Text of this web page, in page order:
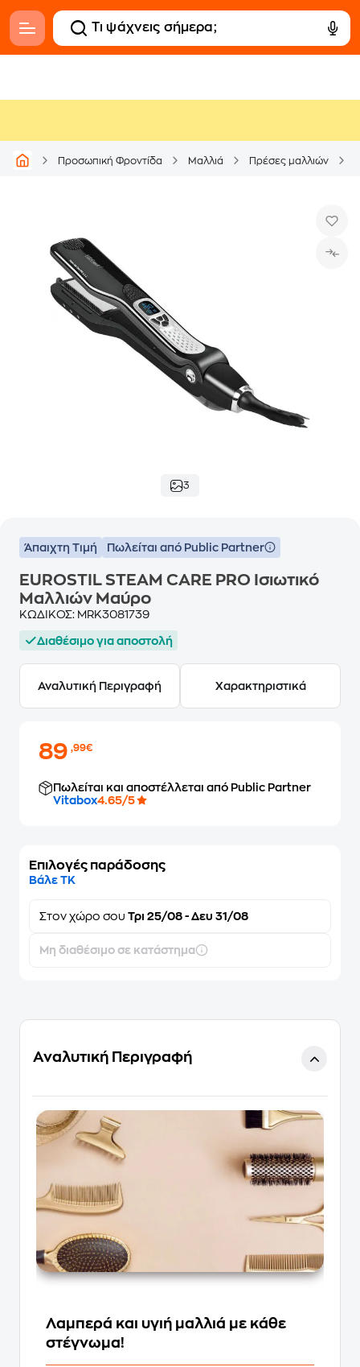
Προσωπική Φροντίδα Μαλλιά Πρέσες μαλλιών
3
Άπαιχτη Τιμή Πωλείται από Public Partner
EUROSTIL STEAM CARE PRO Ισιωτικό
Μαλλιών Μαύρο
ΚΩΔΙΚΟΣ: MRK3081739
Διαθέσιμο για αποστολή
Αναλυτική Περιγραφή Χαρακτηριστικά
89,99€
Πωλείται και αποστέλλεται από Public Partner
Vitabox4.65/5
Επιλογές παράδοσης
Βάλε ΤΚ
Στον χώρο σου Τρι 25/08 - Δευ 31/08
Μη διαθέσιμο σε κατάστημα
Αναλυτική Περιγραφή
Λαμπερά και υγιή μαλλιά με κάθε
στέγνωμα!